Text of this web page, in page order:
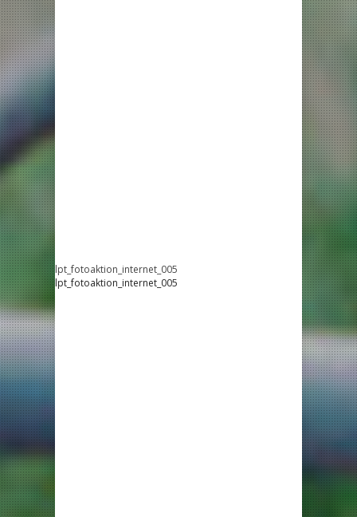
lpt_fotoaktion_internet_005
lpt_fotoaktion_internet_005